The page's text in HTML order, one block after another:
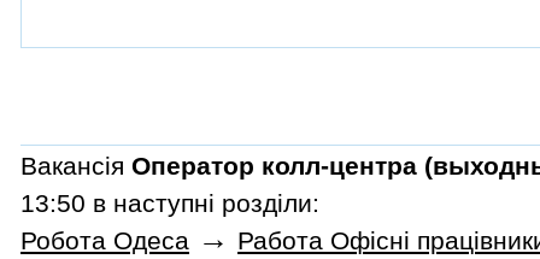
Вакансія Оператор колл-центра
13:50 в наступні розділи:
Робота Одеса → Работа Офісні